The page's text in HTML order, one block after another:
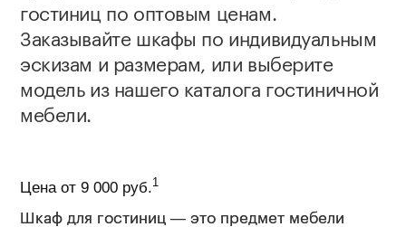
гостиниц по оптовым ценам.
Заказывайте шкафы по индивидуальным
эскизам и размерам, или выберите
модель из нашего каталога гостиничной
мебели.
Цена от 9 000 руб.1
Шкаф для гостиниц — это предмет мебели